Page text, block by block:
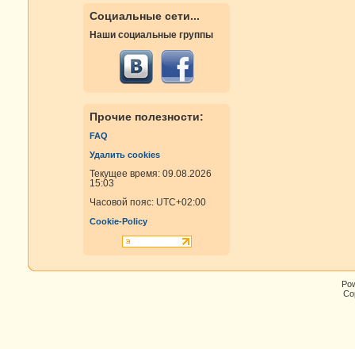
Социальные сети...
Наши социальные группы
Прочие полезности:
FAQ
Удалить cookies
Текущее время: 09.08.2026
15:03
Часовой пояс: UTC+02:00
Cookie-Policy